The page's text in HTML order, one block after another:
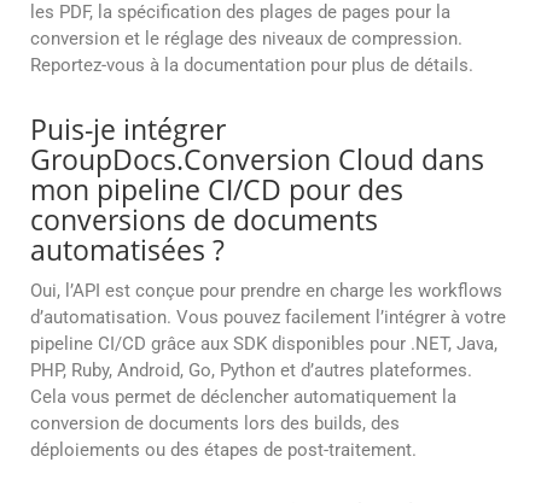
les PDF, la spécification des plages de pages pour la
conversion et le réglage des niveaux de compression.
Reportez-vous à la documentation pour plus de détails.
Puis-je intégrer
GroupDocs.Conversion Cloud dans
mon pipeline CI/CD pour des
conversions de documents
automatisées ?
Oui, l’API est conçue pour prendre en charge les workflows
d’automatisation. Vous pouvez facilement l’intégrer à votre
pipeline CI/CD grâce aux SDK disponibles pour .NET, Java,
PHP, Ruby, Android, Go, Python et d’autres plateformes.
Cela vous permet de déclencher automatiquement la
conversion de documents lors des builds, des
déploiements ou des étapes de post-traitement.